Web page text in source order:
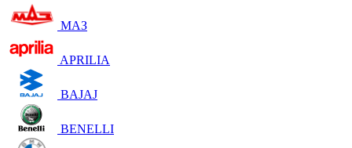
МАЗ
APRILIA
BAJAJ
BENELLI